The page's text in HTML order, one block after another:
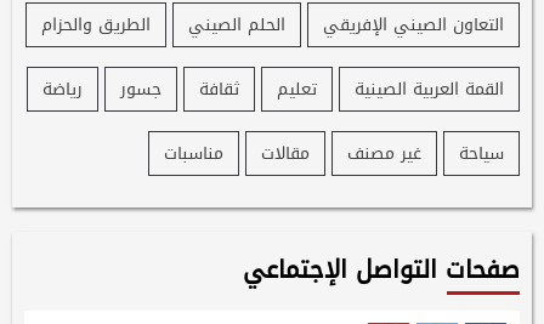
التعاون الصيني الإفريقي
الحلم الصيني
الطريق والحزام
القمة العربية الصينية
تعليم ثقافة جسور
رياضة
سياحة
غير مصنف مقالات مناسبات
صفحات التواصل الإجتماعي